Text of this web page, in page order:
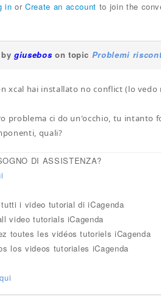
in orCreate an account to join the
bygiusebos on topic Problemi
xcal hai installato no conflict (lo
problema ci do un'occhio, tu intanto
quali?
DI ASSISTENZA?
tutti i video tutorial di iCagenda
video tutorials iCagenda
toutes les vidéos tutoriels iCagenda
los videos tutoriales iCagenda